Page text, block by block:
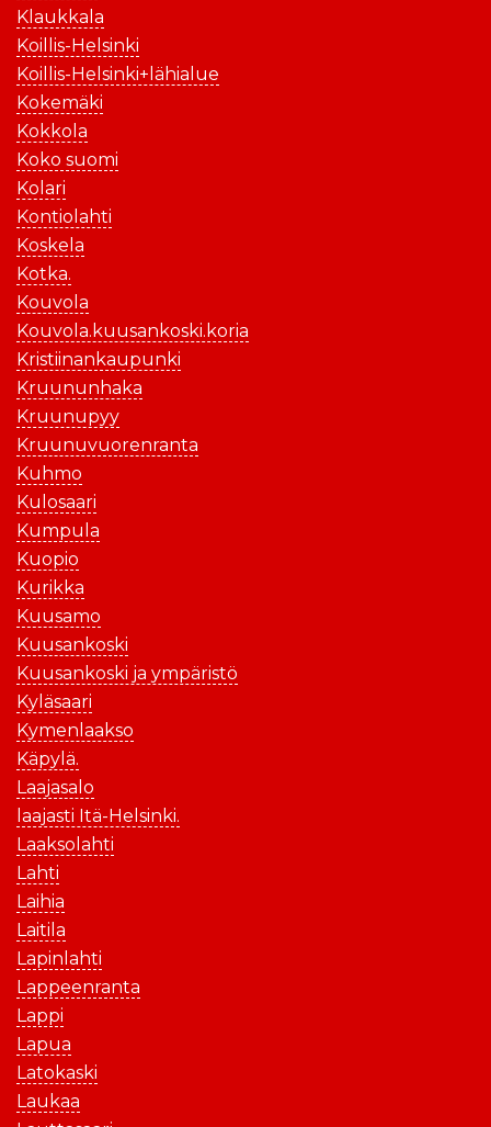
Klaukkala
Koillis-Helsinki
Koillis-Helsinki+lähialue
Kokemäki
Kokkola
Koko suomi
Kolari
Kontiolahti
Koskela
Kotka.
Kouvola
Kouvola.kuusankoski.koria
Kristiinankaupunki
Kruununhaka
Kruunupyy
Kruunuvuorenranta
Kuhmo
Kulosaari
Kumpula
Kuopio
Kurikka
Kuusamo
Kuusankoski
Kuusankoski ja ympäristö
Kyläsaari
Kymenlaakso
Käpylä.
Laajasalo
laajasti Itä-Helsinki.
Laaksolahti
Lahti
Laihia
Laitila
Lapinlahti
Lappeenranta
Lappi
Lapua
Latokaski
Laukaa